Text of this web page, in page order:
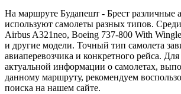
На маршруте Будапешт - Брест различные
используют самолеты разных типов.
Airbus A321neo, Boeing 737-800 With
и другие модели. Точный тип самолета
авиаперевозчика и конкретного рейса.
актуальной информации о самолетах,
данному маршруту, рекомендуем
поиска на нашем сайте.